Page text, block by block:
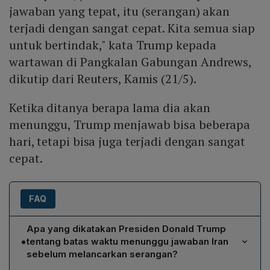
jawaban yang tepat, itu (serangan) akan
terjadi dengan sangat cepat. Kita semua siap
untuk bertindak," kata Trump kepada
wartawan di Pangkalan Gabungan Andrews,
dikutip dari Reuters, Kamis (21/5).
Ketika ditanya berapa lama dia akan
menunggu, Trump menjawab bisa beberapa
hari, tetapi bisa juga terjadi dengan sangat
cepat.
FAQ
•
Apa yang dikatakan Presiden Donald Trump
tentang batas waktu menunggu jawaban Iran
sebelum melancarkan serangan?